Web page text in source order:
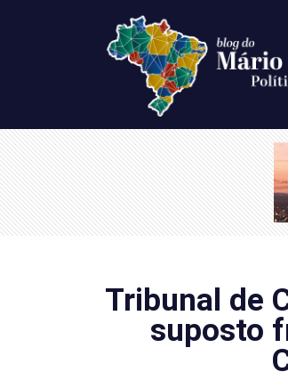
Tribunal de
suposto